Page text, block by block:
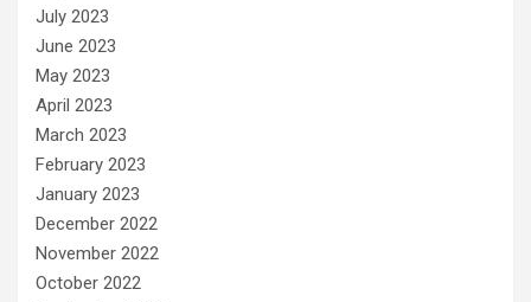
July 2023
June 2023
May 2023
April 2023
March 2023
February 2023
January 2023
December 2022
November 2022
October 2022